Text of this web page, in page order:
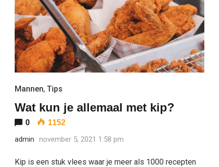
Mannen, Tips
Wat kun je allemaal met kip?
0 1152
admin november 5, 2021 1:58 pm
Kip is een stuk vlees waar je meer als 1000 recepten